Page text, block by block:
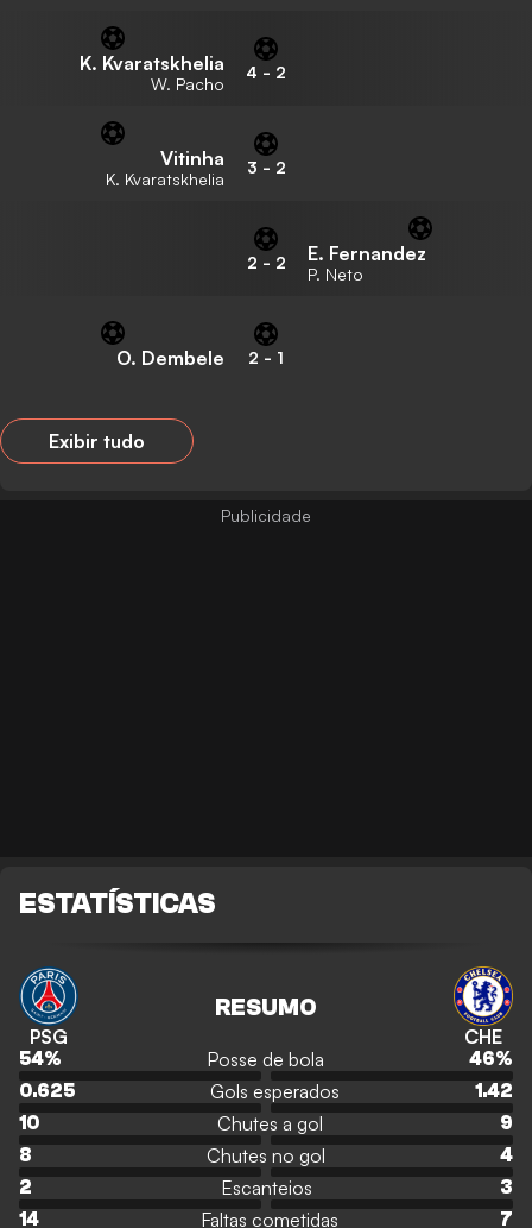
K. Kvaratskhelia
W. Pacho
4 - 2
Vitinha
K. Kvaratskhelia
3 - 2
2 - 2 E. Fernandez
P. Neto
O. Dembele 2 - 1
Exibir tudo
ESTATÍSTICAS
PSG
RESUMO
CHE
54% Posse de bola 46%
0.625
Gols esperados
1.42
10
Chutes a gol
9
8
Chutes no gol
4
2
Escanteios
3
14
Faltas cometidas
7